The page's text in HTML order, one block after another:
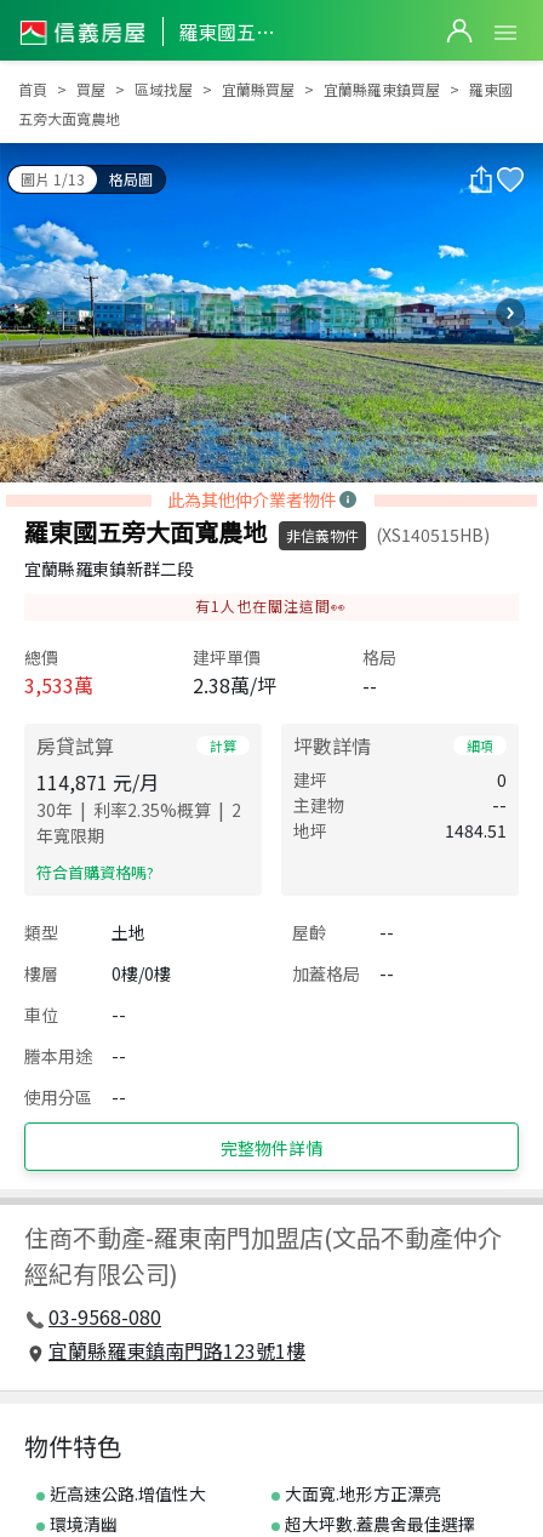
羅東國五旁大面寬農地
羅東國五旁大面寬農地
首頁 買屋 區域找屋 宜蘭縣買屋 宜蘭縣羅東鎮買屋
羅東國
五旁大面寬農地
圖片 1/13 格局圖
此為其他仲介業者物件
羅東國五旁大面寬農地 非信義物件
(XS140515HB)
宜蘭縣羅東鎮新群二段
有1 人也在關注這間👀
總價
3,533萬
建坪單價
2.38萬/坪
格局
--
房貸試算 計算
114,871 元/月
30年 | 利率2.35%概算 | 2
年寬限期
​符合首購資格嗎?
坪數詳情 細項
建坪
0
主建物
--
地坪
1484.51
類型 土地 屋齡
--
樓層
0樓/0樓 加蓋格局
--
車位
--
謄本用途
--
使用分區
--
完整物件詳情
住商不動產-羅東南門加盟店(文品不動產仲介
經紀有限公司)
03-9568-080
宜蘭縣羅東鎮南門路123號1樓
物件特色
近高速公路.增值性大
大面寬.地形方正漂亮
環境清幽
超大坪數.蓋農舍最佳選擇